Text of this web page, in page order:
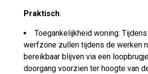
Praktisch:
Toegankelijkheid woning:
werfzone zullen tijdens de werken
bereikbaar blijven via een
doorgang voorzien ter hoogte van